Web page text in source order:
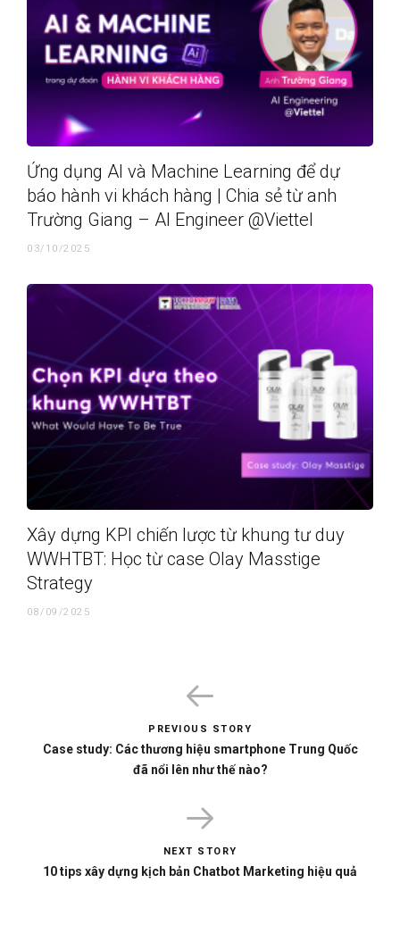
Ứng dụng AI và Machine Learning để dự
báo hành vi khách hàng | Chia sẻ từ anh
Trường Giang – AI Engineer @Viettel
03/10/2025
Xây dựng KPI chiến lược từ khung tư duy
WWHTBT: Học từ case Olay Masstige
Strategy
08/09/2025
PREVIOUS STORY
Case study: Các thương hiệu smartphone Trung Quốc
đã nổi lên như thế nào?
NEXT STORY
10 tips xây dựng kịch bản Chatbot Marketing hiệu quả